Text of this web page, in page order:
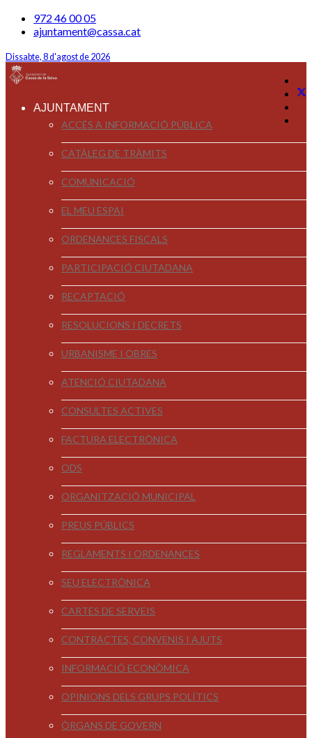
972 46 00 05
ajuntament@cassa.cat
Dissabte, 8 d'agost de 2026
AJUNTAMENT
ACCÉS A INFORMACIÓ PÚBLICA
CATÀLEG DE TRÀMITS
COMUNICACIÓ
EL MEU ESPAI
ORDENANCES FISCALS
PARTICIPACIÓ CIUTADANA
RECAPTACIÓ
RESOLUCIONS I DECRETS
URBANISME I OBRES
ATENCIÓ CIUTADANA
CONSULTES ACTIVES
FACTURA ELECTRÒNICA
ODS
ORGANITZACIÓ MUNICIPAL
PREUS PÚBLICS
REGLAMENTS I ORDENANCES
SEU ELECTRÒNICA
CARTES DE SERVEIS
CONTRACTES, CONVENIS I AJUTS
INFORMACIÓ ECONÒMICA
OPINIONS DELS GRUPS POLÍTICS
ÒRGANS DE GOVERN